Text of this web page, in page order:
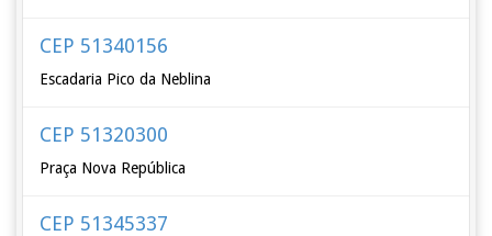
CEP 51340156
Escadaria Pico da Neblina
CEP 51320300
Praça Nova República
CEP 51345337